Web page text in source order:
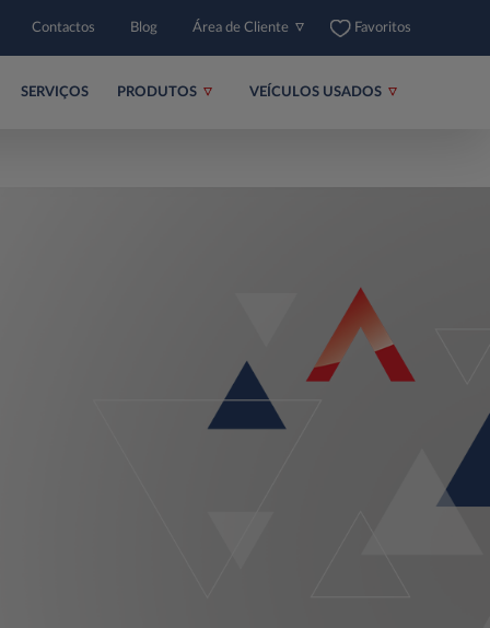
Contactos Blog Área de Cliente Favoritos
SERVIÇOS PRODUTOS VEÍCULOS USADOS